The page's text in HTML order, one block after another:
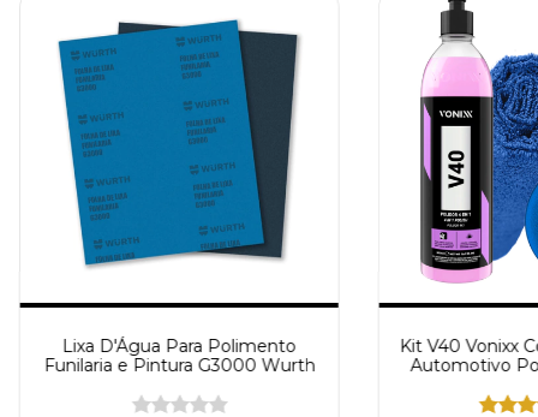
Lixa D'Água Para Polimento
Funilaria e Pintura G3000 Wurth
Kit V40 Vonixx
Automotivo
Aplicador de